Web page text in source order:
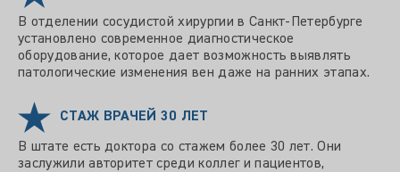
В отделении сосудистой хирургии в Санкт-Петербурге
установлено современное диагностическое
оборудование, которое дает возможность выявлять
патологические изменения вен даже на ранних этапах.
СТАЖ ВРАЧЕЙ 30 ЛЕТ
В штате есть доктора со стажем более 30 лет. Они
заслужили авторитет среди коллег и пациентов,